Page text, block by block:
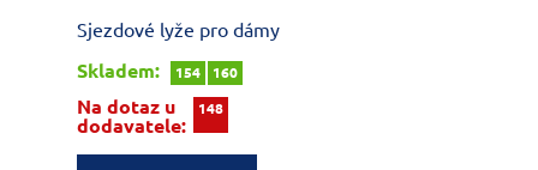
Sjezdové lyže pro dámy
Skladem:
154 160
Na dotaz u
dodavatele:
148